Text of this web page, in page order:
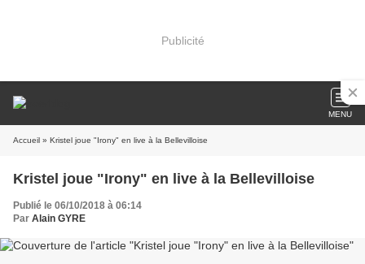
Publicité
MENU
Accueil » Kristel joue "Irony" en live à la Bellevilloise
Kristel joue "Irony" en live à la Bellevilloise
Publié le 06/10/2018 à 06:14
Par Alain GYRE